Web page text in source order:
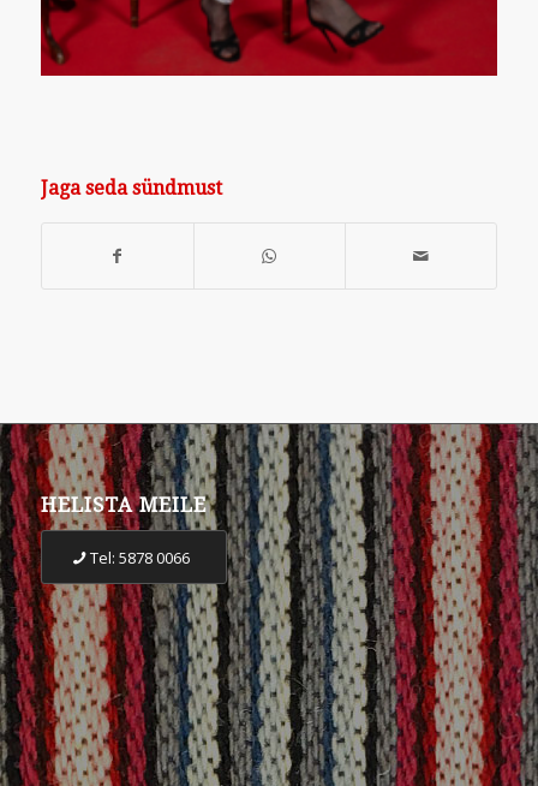
Jaga seda sündmust
HELISTA MEILE
Tel: 5878 0066